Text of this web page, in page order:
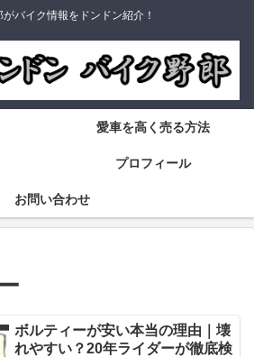
バイク情報をドンドン紹介！
愛車を高く売る方法
プロフィール
お問い合わせ
ボルティーが安い本当の理由｜壊
れやすい？20年ライダーが徹底検